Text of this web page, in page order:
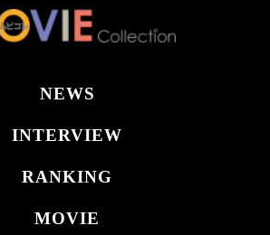
NEWS
INTERVIEW
RANKING
MOVIE